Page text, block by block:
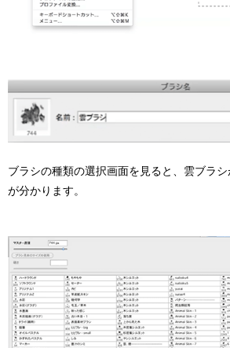
ブラシの種類の選択画面を見ると、雲ブラ
が分かります。